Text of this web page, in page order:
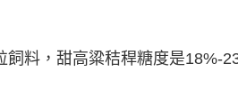
料，甜高粱秸稈糖度是18%-